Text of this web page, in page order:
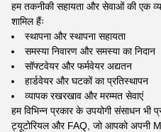
हम तकनीकी सहायता और सेवाओं की एक
शामिल हैंः
स्थापना और स्थापना सहायता
समस्या निवारण और समस्या का निदान
सॉफ्टवेयर और फर्मवेयर अद्यतन
हार्डवेयर और घटकों का प्रतिस्थापन
व्यापक रखरखाव और मरम्मत सेवाएं
हम विभिन्न प्रकार के उपयोगी संसाधन
ट्यूटोरियल और FAQ, जो आपको अपनी